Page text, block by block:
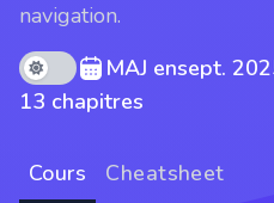
navigation.
Theme mode
MAJ ensept.
13 chapitres
Cours Cheatsheet